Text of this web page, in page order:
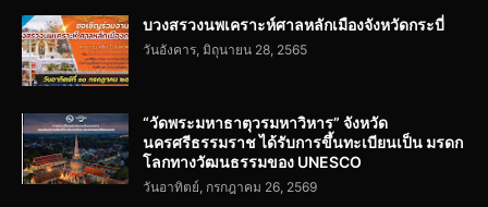
บวงสรวงนพเคราะห์ศาลหลักเมืองจังหวัดกระบี่
วันอังคาร, มิถุนายน 28, 2565
“วัดพระมหาธาตุวรมหาวิหาร” จังหวัด
นครศรีธรรมราช ได้รับการขึ้นทะเบียนเป็น มรดก
โลกทางวัฒนธรรมของ UNESCO
วันอาทิตย์, กรกฎาคม 26, 2569